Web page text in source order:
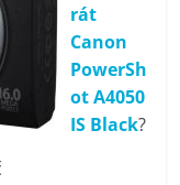
rát
Canon
PowerSh
ot A4050
IS Black?